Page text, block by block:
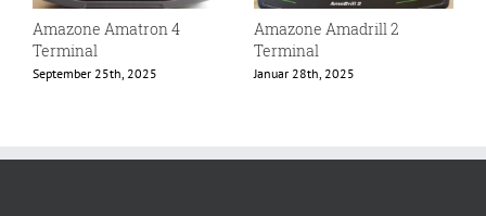
Amazone Amatron 4
Terminal
September 25th, 2025
Amazone Amadrill 2
Terminal
Januar 28th, 2025